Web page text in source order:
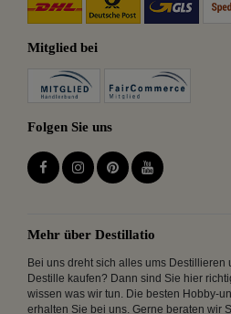
Mitglied bei
Folgen Sie uns
Mehr über Destillatio
Bei uns dreht sich alles ums Destillieren
Destille kaufen? Dann sind Sie hier
wissen was wir tun. Die besten Hobby-
erhalten Sie bei uns. Gerne beraten wir